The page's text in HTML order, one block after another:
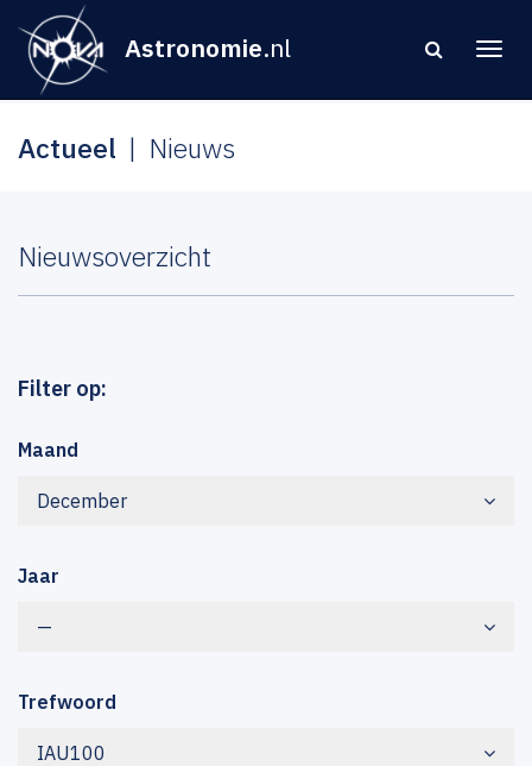
Astronomie.nl
Actueel Nieuws
Nieuwsoverzicht
Filter op:
Maand
December
Jaar
—
Trefwoord
IAU100